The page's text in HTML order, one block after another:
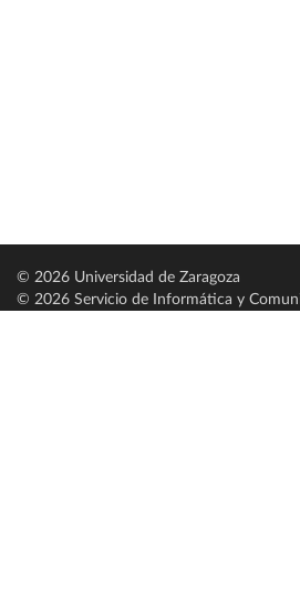
© 2026 Universidad de Zaragoza
© 2026 Servicio de Informática y